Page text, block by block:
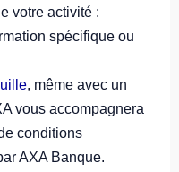
votre activité :
spécifique ou
, même avec un
vous accompagnera
conditions
AXA Banque.